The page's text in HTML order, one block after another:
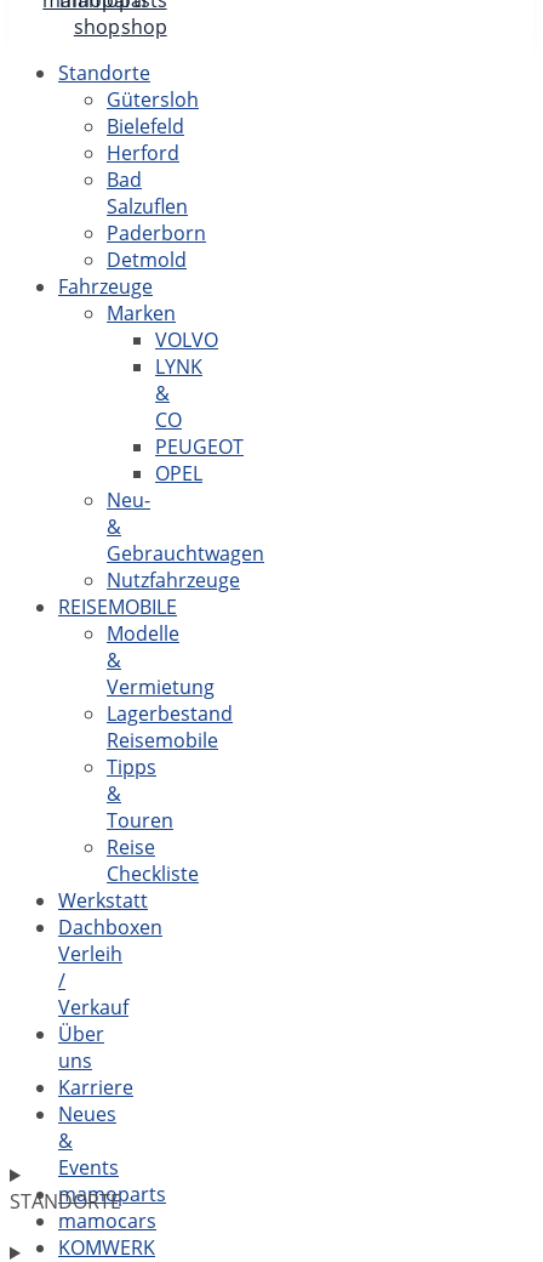
Standorte
Gütersloh
Bielefeld
Herford
Bad
Salzuflen
Paderborn
Detmold
Fahrzeuge
Marken
VOLVO
LYNK
&
CO
PEUGEOT
OPEL
Neu-
&
Gebrauchtwagen
Nutzfahrzeuge
REISEMOBILE
Modelle
&
Vermietung
Lagerbestand
Reisemobile
Tipps
&
Touren
Reise
Checkliste
Werkstatt
Dachboxen
Verleih
/
Verkauf
Über
uns
Karriere
Neues
&
Events
mamoparts
mamocars
KOMWERK
STANDORTE